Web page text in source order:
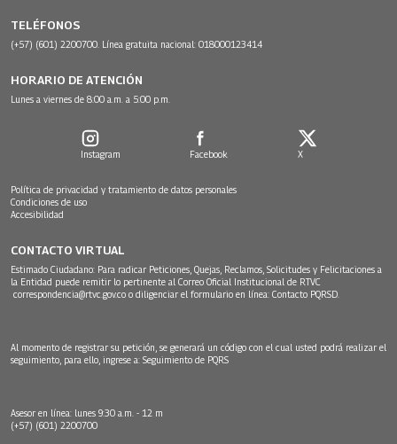
TELÉFONOS
(+57) (601) 2200700. Línea gratuita nacional: 018000123414
HORARIO DE ATENCIÓN
Lunes a viernes de 8:00 a.m. a 5:00 p.m.
Instagram Facebook X
Política de privacidad y tratamiento de datos personales
Condiciones de uso
Accesibilidad
CONTACTO VIRTUAL
Estimado Ciudadano: Para radicar Peticiones, Quejas, Reclamos, Solicitudes y Felicitaciones a
la Entidad puede remitir lo pertinente al Correo Oficial Institucional de RTVC
correspondencia@rtvc.gov.co o diligenciar el formulario en línea: Contacto PQRSD.
Al momento de registrar su petición, se generará un código con el cual usted podrá realizar el
seguimiento, para ello, ingrese a: Seguimiento de PQRS
Asesor en línea: lunes 9:30 a.m. - 12 m
(+57) (601) 2200700